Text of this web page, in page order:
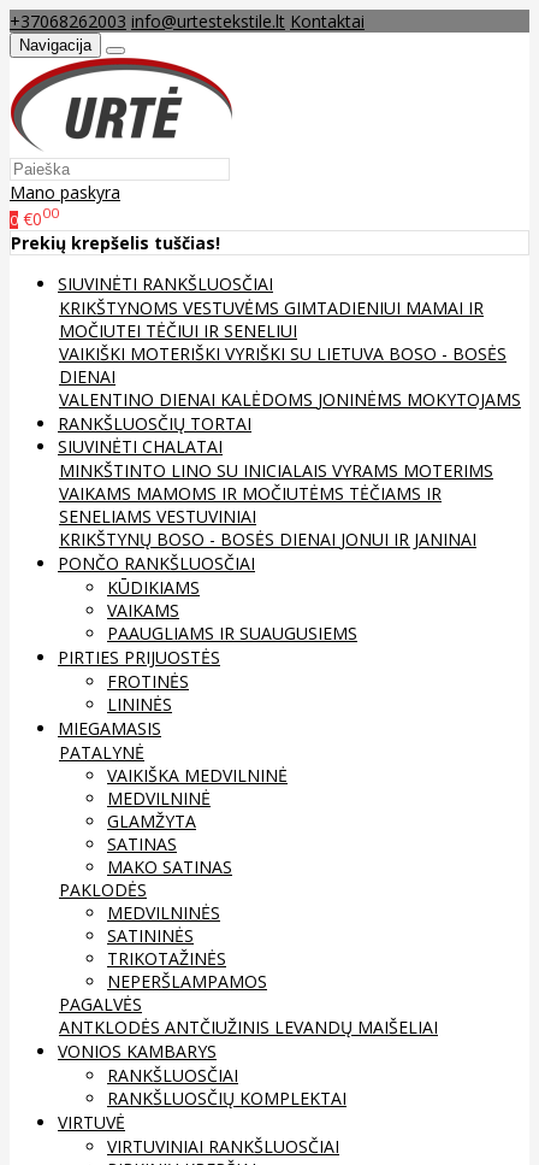
+37068262003 info@urtestekstile.lt Kontaktai
Navigacija
Mano paskyra
0 €000
Prekių krepšelis tuščias!
SIUVINĖTI RANKŠLUOSČIAI
KRIKŠTYNOMS VESTUVĖMS GIMTADIENIUI MAMAI IR
MOČIUTEI TĖČIUI IR SENELIUI
VAIKIŠKI MOTERIŠKI VYRIŠKI SU LIETUVA BOSO - BOSĖS
DIENAI
VALENTINO DIENAI KALĖDOMS JONINĖMS MOKYTOJAMS
RANKŠLUOSČIŲ TORTAI
SIUVINĖTI CHALATAI
MINKŠTINTO LINO SU INICIALAIS VYRAMS MOTERIMS
VAIKAMS MAMOMS IR MOČIUTĖMS TĖČIAMS IR
SENELIAMS VESTUVINIAI
KRIKŠTYNŲ BOSO - BOSĖS DIENAI JONUI IR JANINAI
PONČO RANKŠLUOSČIAI
KŪDIKIAMS
VAIKAMS
PAAUGLIAMS IR SUAUGUSIEMS
PIRTIES PRIJUOSTĖS
FROTINĖS
LININĖS
MIEGAMASIS
PATALYNĖ
VAIKIŠKA MEDVILNINĖ
MEDVILNINĖ
GLAMŽYTA
SATINAS
MAKO SATINAS
PAKLODĖS
MEDVILNINĖS
SATININĖS
TRIKOTAŽINĖS
NEPERŠLAMPAMOS
PAGALVĖS
ANTKLODĖS ANTČIUŽINIS LEVANDŲ MAIŠELIAI
VONIOS KAMBARYS
RANKŠLUOSČIAI
RANKŠLUOSČIŲ KOMPLEKTAI
VIRTUVĖ
VIRTUVINIAI RANKŠLUOSČIAI